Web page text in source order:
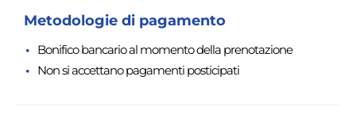
Metodologie di pagamento
Bonifico bancario al momento della prenotazione
Non si accettano pagamenti posticipati